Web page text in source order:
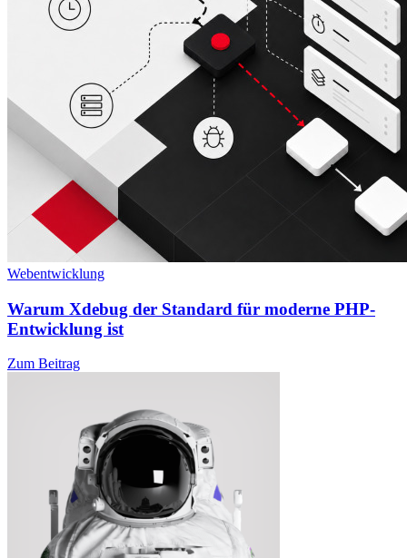
Webentwicklung
Warum Xdebug der Standard für moderne PHP-
Entwicklung ist
Zum Beitrag